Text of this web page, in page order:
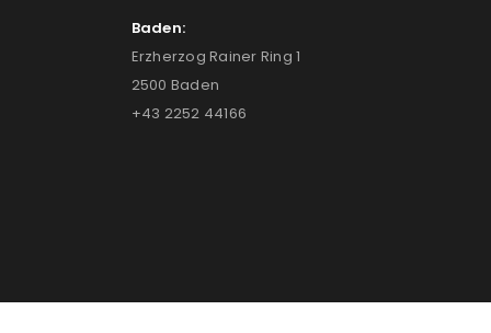
Baden:
Erzherzog Rainer Ring 1
2500 Baden
+43 2252 44166